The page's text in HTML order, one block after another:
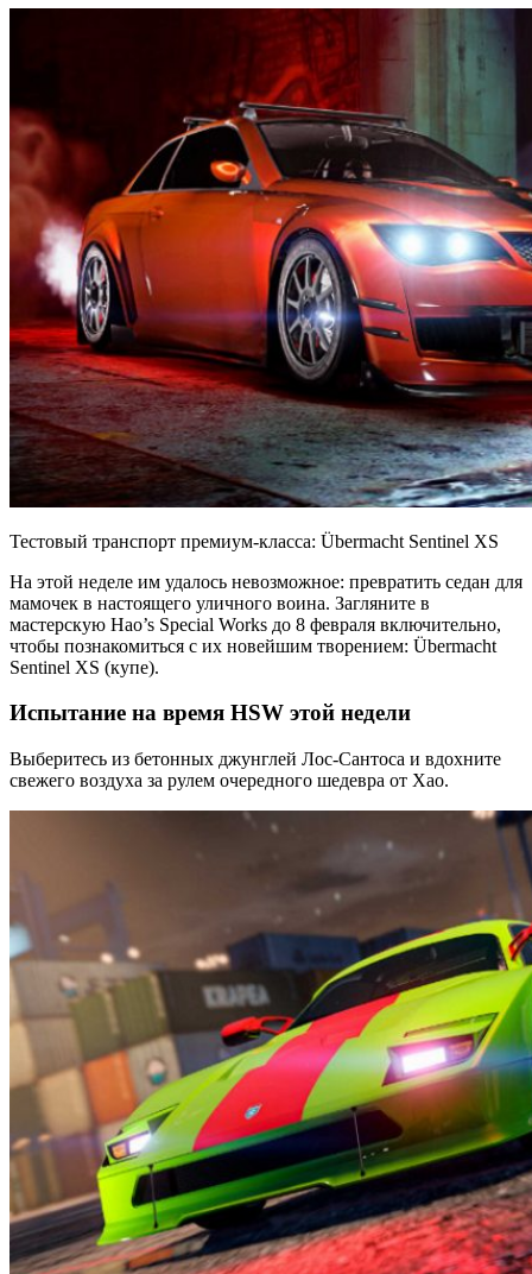
Тестовый транспорт премиум-класса: Übermacht Sentinel XS
На этой неделе им удалось невозможное: превратить седан для
мамочек в настоящего уличного воина. Загляните в
мастерскую Hao’s Special Works до 8 февраля включительно,
чтобы познакомиться с их новейшим творением: Übermacht
Sentinel XS (купе).
Испытание на время HSW этой недели
Выберитесь из бетонных джунглей Лос-Сантоса и вдохните
свежего воздуха за рулем очередного шедевра от Хао.